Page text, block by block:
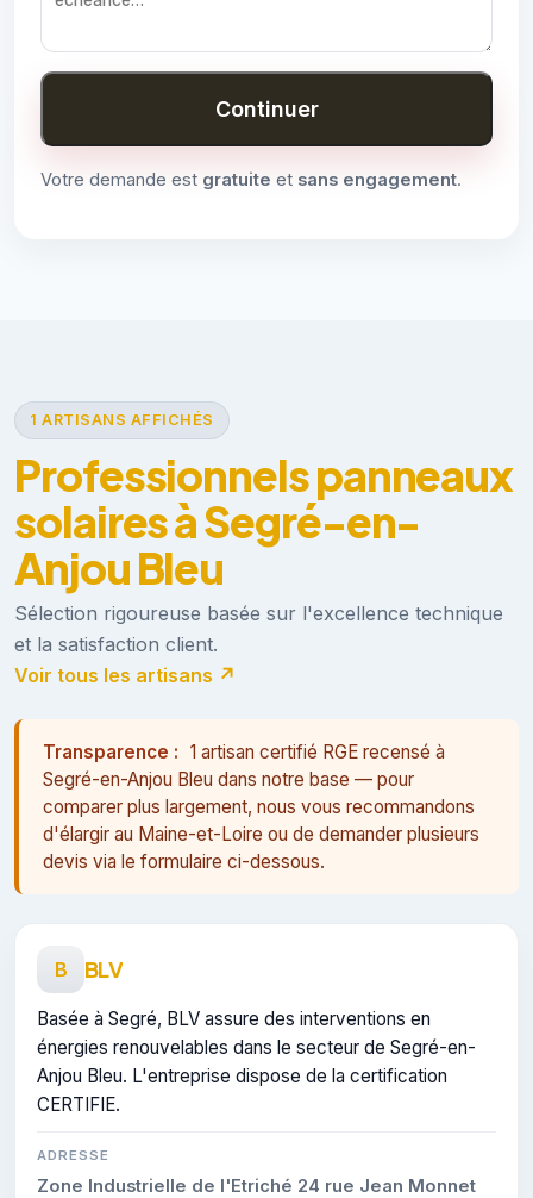
Continuer
Votre demande est gratuite et sans engagement.
1 ARTISANS AFFICHÉS
Professionnels panneaux
solaires à Segré-en-
Anjou Bleu
Sélection rigoureuse basée sur l'excellence technique
et la satisfaction client.
Voir tous les artisans ↗
Transparence : 1 artisan certifié RGE recensé à
Segré-en-Anjou Bleu dans notre base — pour
comparer plus largement, nous vous recommandons
d'élargir au Maine-et-Loire ou de demander plusieurs
devis via le formulaire ci-dessous.
B BLV
Basée à Segré, BLV assure des interventions en
énergies renouvelables dans le secteur de Segré-en-
Anjou Bleu. L'entreprise dispose de la certification
CERTIFIE.
ADRESSE
Zone Industrielle de l'Etriché 24 rue Jean Monnet